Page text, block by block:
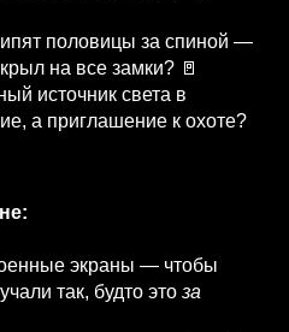
половицы за спиной —
на все замки? 🚪
источник света в
а приглашение к охоте?
экраны — чтобы
так, будто это за